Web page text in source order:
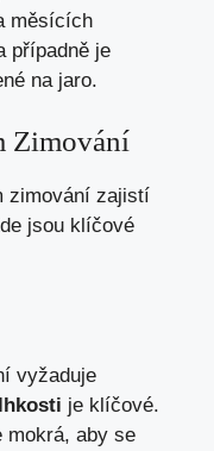
měsících
případně je
na jaro.
Zimování
zimování zajistí
jsou klíčové
vyžaduje
je klíčové.
mokrá, aby se